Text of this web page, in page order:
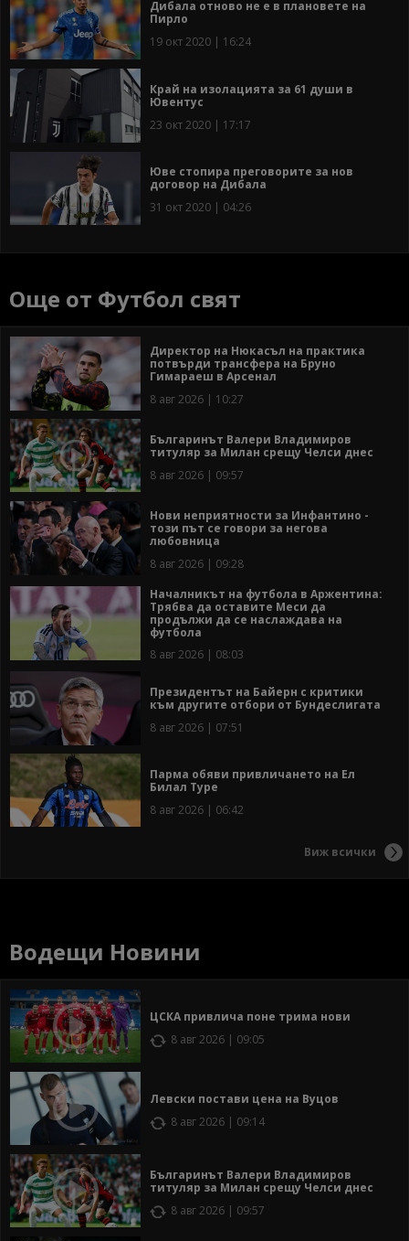
Дибала отново не е в плановете на
Пирло
19 окт 2020 | 16:24
Край на изолацията за 61 души в
Ювентус
23 окт 2020 | 17:17
Юве стопира преговорите за нов
договор на Дибала
31 окт 2020 | 04:26
Още от Футбол свят
Директор на Нюкасъл на практика
потвърди трансфера на Бруно
Гимараеш в Арсенал
8 авг 2026 | 10:27
Българинът Валери Владимиров
титуляр за Милан срещу Челси днес
8 авг 2026 | 09:57
Нови неприятности за Инфантино -
този път се говори за негова
любовница
8 авг 2026 | 09:28
Началникът на футбола в Аржентина:
Трябва да оставите Меси да
продължи да се наслаждава на
футбола
8 авг 2026 | 08:03
Президентът на Байерн с критики
към другите отбори от Бундеслигата
8 авг 2026 | 07:51
Парма обяви привличането на Ел
Билал Туре
8 авг 2026 | 06:42
Виж всички
Водещи Новини
ЦСКА привлича поне трима нови
8 авг 2026 | 09:05
Левски постави цена на Вуцов
8 авг 2026 | 09:14
Българинът Валери Владимиров
титуляр за Милан срещу Челси днес
8 авг 2026 | 09:57